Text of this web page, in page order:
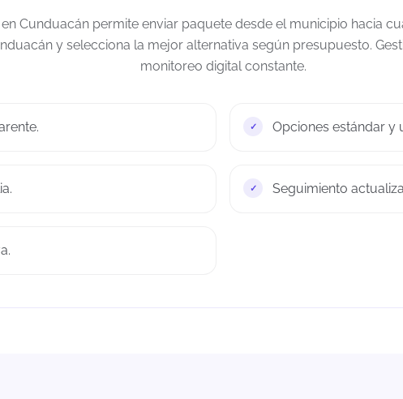
Cunduacán permite enviar paquete desde el municipio hacia
y selecciona la mejor alternativa según presupuesto.
monitoreo digital constante.
Opciones estándar y
Seguimiento